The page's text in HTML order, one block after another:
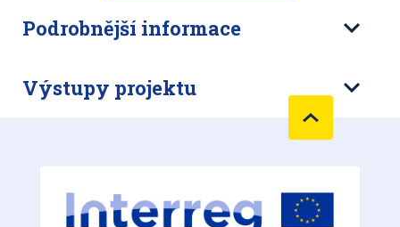
Podrobnější informace
Výstupy projektu